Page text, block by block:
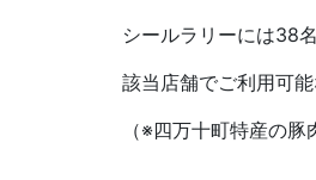
シールラリーには38
該当店舗でご利用可
（※四万十町特産の